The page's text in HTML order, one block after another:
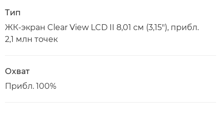
Тип
ЖК-экран Clear View LCD II 8,01 см (3,15"), прибл.
2,1 млн точек
Охват
Прибл. 100%